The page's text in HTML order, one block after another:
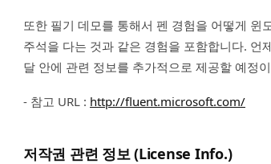
또한 필기 데모를 통해서 펜 경험을 어떻게 윈
주석을 다는 것과 같은 경험을 포함합니다. 언
달 안에 관련 정보를 추가적으로 제공할 예정
- 참고 URL : http://fluent.microsoft.com/
저작권 관련 정보 (License Info.)